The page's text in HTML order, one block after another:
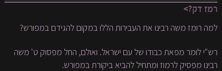
רמז דק?>
למה רומז משה רבינו את העבירות הללו במקום להגידם במפורש?
רש"י לומר מפאת כבודו של עם ישראל. ואולם, החל מפסוק ט' משה
רבינו מפסיק לרמוז ומתחיל להביא ביקורת במפורש.